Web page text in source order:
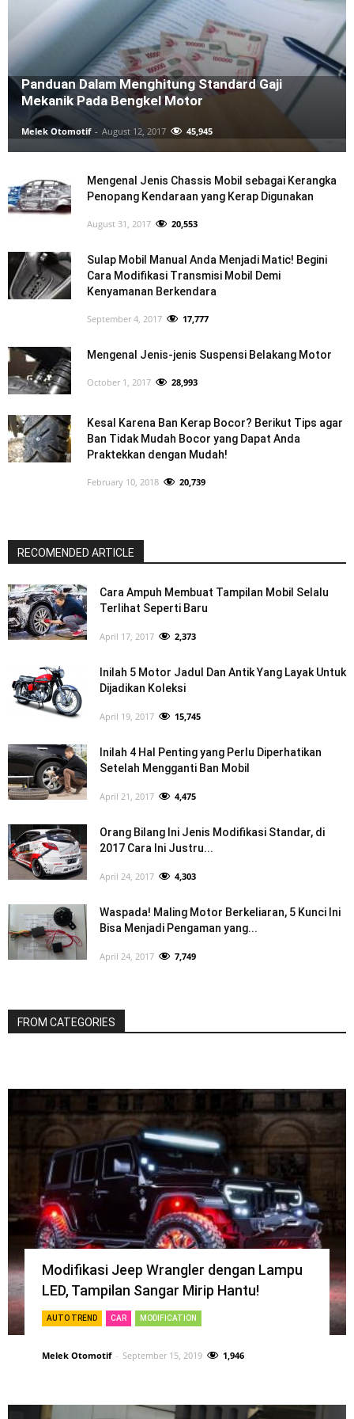
Panduan Dalam Menghitung Standard Gaji
Mekanik Pada Bengkel Motor
Melek Otomotif - August 12, 2017 45,945
Mengenal Jenis Chassis Mobil sebagai Kerangka
Penopang Kendaraan yang Kerap Digunakan
August 31, 2017 20,553
Sulap Mobil Manual Anda Menjadi Matic! Begini
Cara Modifikasi Transmisi Mobil Demi
Kenyamanan Berkendara
September 4, 2017 17,777
Mengenal Jenis-jenis Suspensi Belakang Motor
October 1, 2017 28,993
Kesal Karena Ban Kerap Bocor? Berikut Tips agar
Ban Tidak Mudah Bocor yang Dapat Anda
Praktekkan dengan Mudah!
February 10, 2018 20,739
RECOMENDED ARTICLE
Cara Ampuh Membuat Tampilan Mobil Selalu
Terlihat Seperti Baru
April 17, 2017 2,373
Inilah 5 Motor Jadul Dan Antik Yang Layak Untuk
Dijadikan Koleksi
April 19, 2017 15,745
Inilah 4 Hal Penting yang Perlu Diperhatikan
Setelah Mengganti Ban Mobil
April 21, 2017 4,475
Orang Bilang Ini Jenis Modifikasi Standar, di
2017 Cara Ini Justru...
April 24, 2017 4,303
Waspada! Maling Motor Berkeliaran, 5 Kunci Ini
Bisa Menjadi Pengaman yang...
April 24, 2017 7,749
FROM CATEGORIES
Modifikasi Jeep Wrangler dengan Lampu
LED, Tampilan Sangar Mirip Hantu!
AUTO TREND CAR MODIFICATION
Melek Otomotif - September 15, 2019 1,946